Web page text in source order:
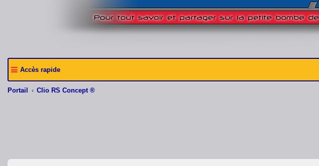
Accès rapide
Portail Clio RS Concept ®